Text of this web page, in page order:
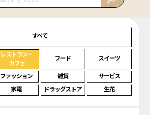
すべて
レストラン・
カフェ
フード スイーツ
ファッション 雑貨
サービス
家電 ドラッグストア 生花